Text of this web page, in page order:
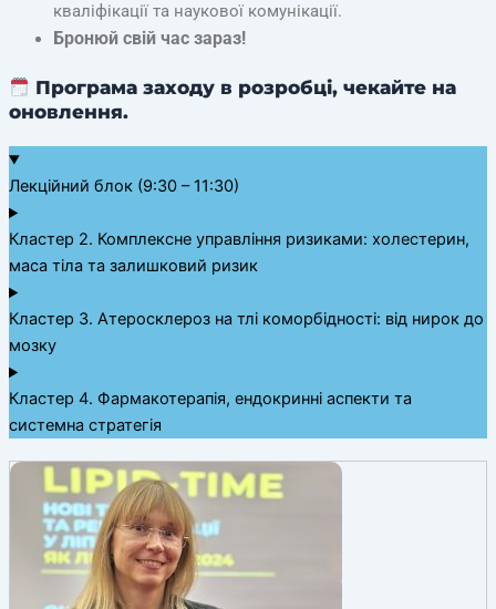
кваліфікації та наукової комунікації.
Бронюй свій час зараз!
Програма заходу в розробці, чекайте на
оновлення.
Лекційний блок (9:30 – 11:30)
Кластер 2. Комплексне управління ризиками: холестерин,
маса тіла та залишковий ризик
Кластер 3. Атеросклероз на тлі коморбідності: від нирок до
мозку
Кластер 4. Фармакотерапія, ендокринні аспекти та
системна стратегія